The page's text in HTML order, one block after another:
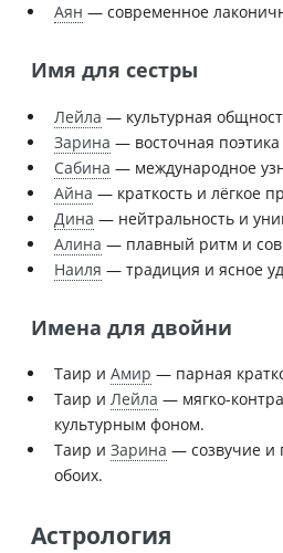
Аян — современное
Имя для сестры
Лейла — культурная
Зарина — восточная
Сабина — международное
Айна — краткость и лёгкое
Дина — нейтральность и
Алина — плавный ритм и
Наиля — традиция и ясное
Имена для двойни
Таир и Амир — парная
Таир и Лейла — мягко-
культурным фоном.
Таир и Зарина — созвучие и
обоих.
Астрология